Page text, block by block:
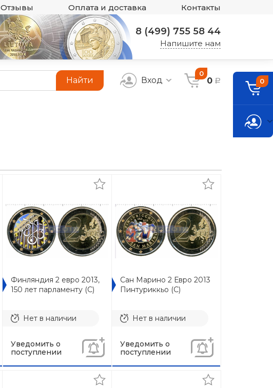
Отзывы Оплата и доставка Контакты
8 (499) 755 58 44
Напишите нам
Найти Вход
0
0 a
Финляндия 2 евро 2013,
150 лет парламенту (С)
Нет в наличии
Уведомить о
поступлении
Сан Марино 2 Евро 2013
Пинтуриккьо (C)
Нет в наличии
Уведомить о
поступлении
0